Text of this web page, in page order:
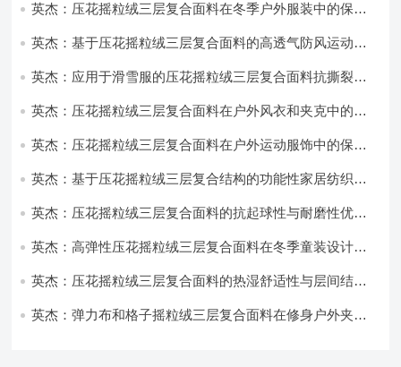
英杰：压花摇粒绒三层复合面料在冬季户外服装中的保暖
英杰：基于压花摇粒绒三层复合面料的高透气防风运动服
英杰：应用于滑雪服的压花摇粒绒三层复合面料抗撕裂与
英杰：压花摇粒绒三层复合面料在户外风衣和夹克中的应
英杰：压花摇粒绒三层复合面料在户外运动服饰中的保暖
英杰：基于压花摇粒绒三层复合结构的功能性家居纺织品
英杰：压花摇粒绒三层复合面料的抗起球性与耐磨性优化
英杰：高弹性压花摇粒绒三层复合面料在冬季童装设计中
英杰：压花摇粒绒三层复合面料的热湿舒适性与层间结合
英杰：弹力布和格子摇粒绒三层复合面料在修身户外夹克